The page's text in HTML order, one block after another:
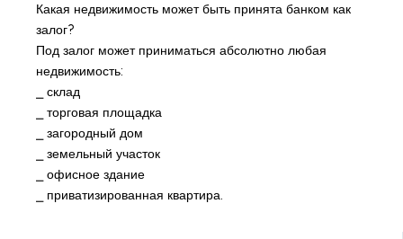
Какая недвижимость может быть принята банком как
залог?
Под залог может приниматься абсолютно любая
недвижимость:
⎯ склад
⎯ торговая площадка
⎯ загородный дом
⎯ земельный участок
⎯ офисное здание
⎯ приватизированная квартира.